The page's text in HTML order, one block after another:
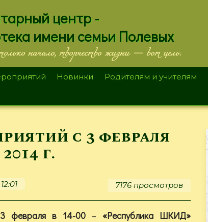
центр -
имени семьи Полевых
начало, творчество жизни — вот цель.
Новинки Родителям и учителям
с 3 февраля
г.
7176 просмотров
3 февраля в 14-00 – «Республика ШКИД»